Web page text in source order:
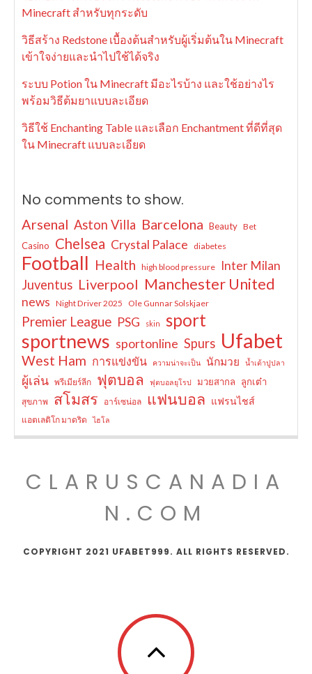
Minecraft สำหรับทุกระดับ
วิธีสร้าง Redstone เบื้องต้นสำหรับผู้เริ่มต้นใน Minecraft
เข้าใจง่ายและนำไปใช้ได้จริง
ระบบ Potion ใน Minecraft มีอะไรบ้าง และใช้อย่างไร
พร้อมวิธีต้มยาแบบละเอียด
วิธีใช้ Enchanting Table และเลือก Enchantment ที่ดีที่สุด
ใน Minecraft แบบละเอียด
No comments to show.
Arsenal Aston Villa Barcelona Beauty Bet
Casino Chelsea Crystal Palace diabetes
Football Health high blood pressure Inter Milan
Juventus Liverpool Manchester United
news Night Driver 2025 Ole Gunnar Solskjaer
Premier League PSG skin sport
sportnews sportonline Spurs Ufabet
West Ham การแข่งขัน ความน่าจะเป็น นักมวย น้ำเต้าปูปลา
ผู้เล่น พรีเมียร์ลีก ฟุตบอล ฟุตบอลยุโรป มวยสากล ลูกเต๋า
สุขภาพ สโมสร อาร์เซน่อล แฟนบอล แฟรนไชส์
แอตเลติโก มาดริด ไฮโล
CLARUSCANADIA
N.COM
COPYRIGHT 2021 UFABET999. ALL RIGHTS RESERVED.